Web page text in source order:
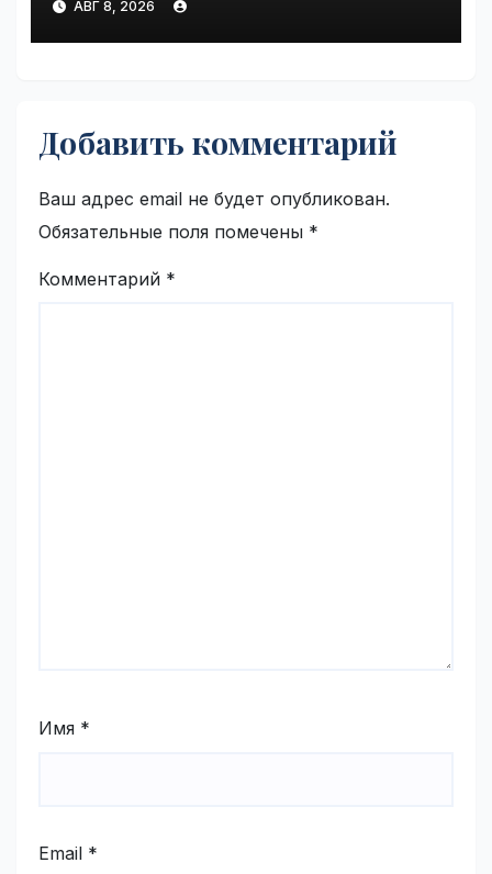
АВГ 8, 2026
Добавить комментарий
Ваш адрес email не будет опубликован.
Обязательные поля помечены *
Комментарий *
Имя *
Email *